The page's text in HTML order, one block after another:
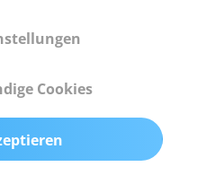
Cookies